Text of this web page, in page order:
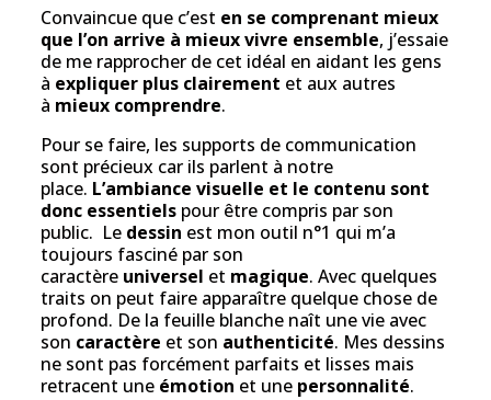
Convaincue que c’est en se comprenant mieux
que l’on arrive à mieux vivre ensemble, j’essaie
de me rapprocher de cet idéal en aidant les gens
à expliquer plus clairement et aux autres
à mieux comprendre.
Pour se faire, les supports de communication
sont précieux car ils parlent à notre
place. L’ambiance visuelle et le contenu sont
donc essentiels pour être compris par son
public. Le dessin est mon outil n°1 qui m’a
toujours fasciné par son
caractère universel et magique. Avec quelques
traits on peut faire apparaître quelque chose de
profond. De la feuille blanche naît une vie avec
son caractère et son authenticité. Mes dessins
ne sont pas forcément parfaits et lisses mais
retracent une émotion et une personnalité.